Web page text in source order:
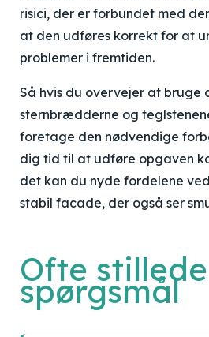
risici, der er forbundet med
at den udføres korrekt for at
problemer i fremtiden.
Så hvis du overvejer at bruge
sternbrædderne og
foretage den nødvendige
dig tid til at udføre opgaven
det kan du nyde fordelene
stabil facade, der også ser
Ofte stillede
spørgsmål